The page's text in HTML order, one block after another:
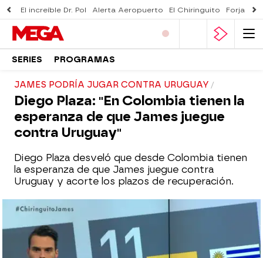
El increíble Dr. Pol Alerta Aeropuerto El Chiringuito Forjado
SERIES PROGRAMAS
JAMES PODRÍA JUGAR CONTRA URUGUAY
Diego Plaza: "En Colombia tienen la
esperanza de que James juegue
contra Uruguay"
Diego Plaza desveló que desde Colombia tienen
la esperanza de que James juegue contra
Uruguay y acorte los plazos de recuperación.